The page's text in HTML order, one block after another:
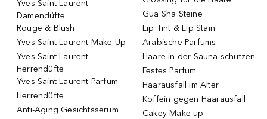
Yves Saint Laurent
Damendüfte
Rouge & Blush
Yves Saint Laurent Make-Up
Yves Saint Laurent
Herrendüfte
Yves Saint Laurent Parfum
Herrendüfte
Anti-Aging Gesichtsserum
Gua Sha Steine
Lip Tint & Lip Stain
Arabische Parfums
Haare in der Sauna schützen
Festes Parfum
Haarausfall im Alter
Koffein gegen Haarausfall
Cakey Make-up